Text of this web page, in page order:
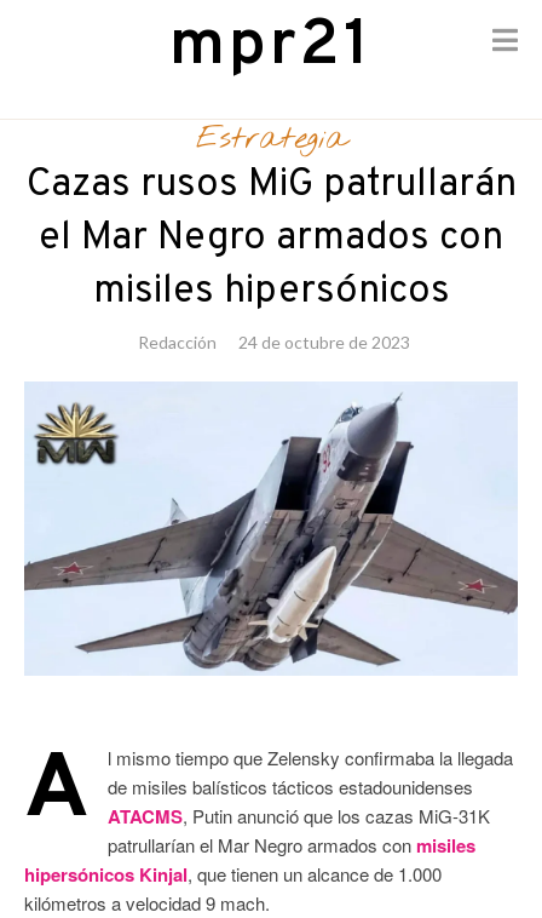
content
mpr21
Estrategia
Cazas rusos MiG patrullarán
el Mar Negro armados con
misiles hipersónicos
Redacción 24 de octubre de 2023
A
l mismo tiempo que Zelensky confirmaba la llegada
de misiles balísticos tácticos estadounidenses
ATACMS, Putin anunció que los cazas MiG-31K
patrullarían el Mar Negro armados conmisiles
hipersónicos Kinjal, que tienen un alcance de 1.000
kilómetros a velocidad 9 mach.